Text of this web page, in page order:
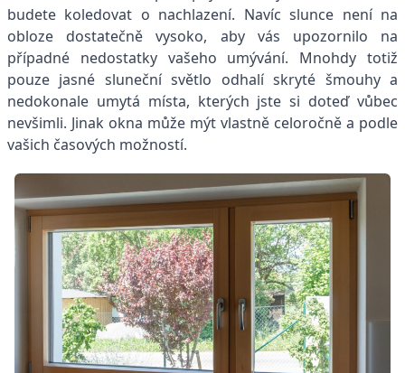
budete koledovat o nachlazení. Navíc slunce není na
obloze dostatečně vysoko, aby vás upozornilo na
případné nedostatky vašeho umývání. Mnohdy totiž
pouze jasné sluneční světlo odhalí skryté šmouhy a
nedokonale umytá místa, kterých jste si doteď vůbec
nevšimli. Jinak okna může mýt vlastně celoročně a podle
vašich časových možností.